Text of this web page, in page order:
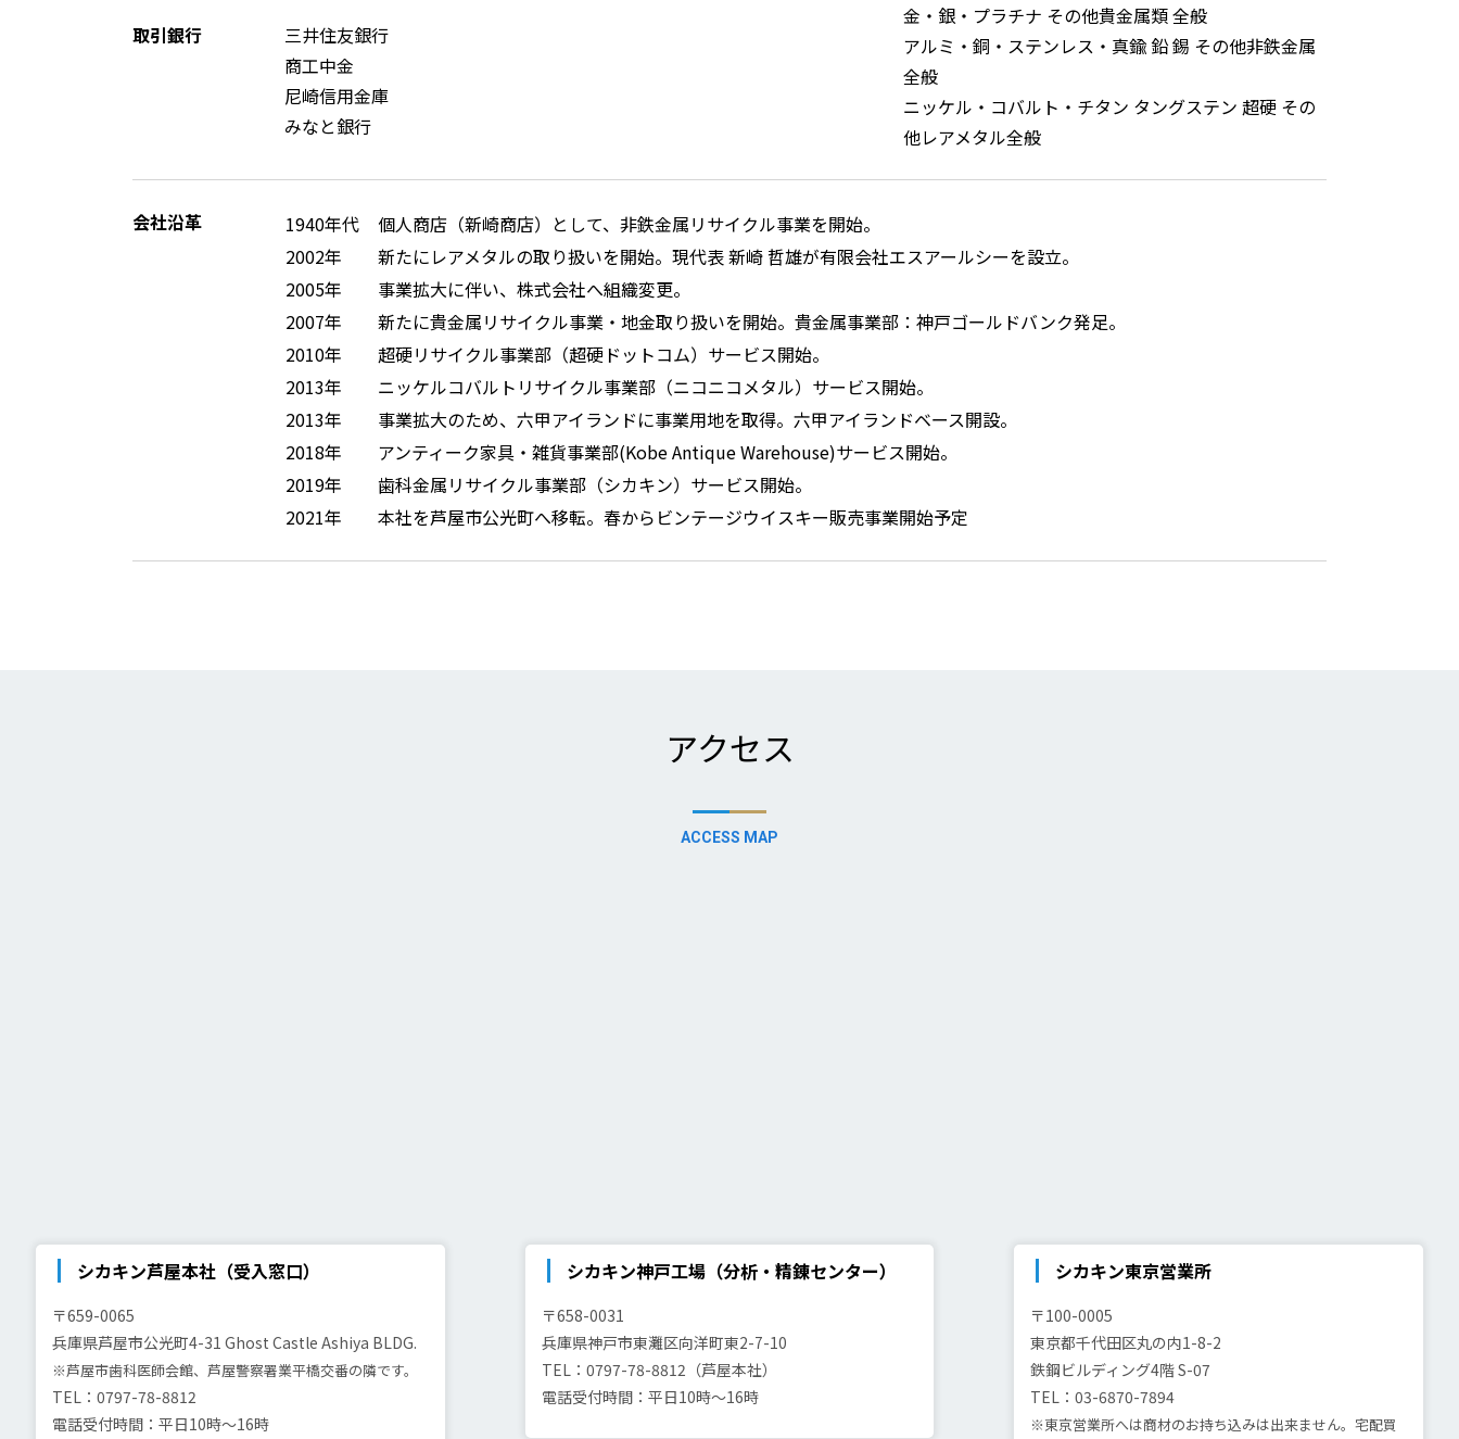
取引銀行
三井住友銀行
商工中金
尼崎信用金庫
みなと銀行
金・銀・プラチナ その他貴金属類 全般
アルミ・銅・ステンレス・真鍮 鉛 錫 その他非鉄金属
全般
ニッケル・コバルト・チタン タングステン 超硬 その
他レアメタル全般
会社沿革 1940年代
個人商店（新崎商店）として、非鉄金属リサイクル事業を開始。
2002年
新たにレアメタルの取り扱いを開始。現代表 新崎 哲雄が有限会社エスアールシーを設立。
2005年
事業拡大に伴い、株式会社へ組織変更。
2007年
新たに貴金属リサイクル事業・地金取り扱いを開始。貴金属事業部：神戸ゴールドバンク発足。
2010年
超硬リサイクル事業部（超硬ドットコム）サービス開始。
2013年
ニッケルコバルトリサイクル事業部（ニコニコメタル）サービス開始。
2013年
事業拡大のため、六甲アイランドに事業用地を取得。六甲アイランドベース開設。
2018年
アンティーク家具・雑貨事業部(Kobe Antique Warehouse)サービス開始。
2019年
歯科金属リサイクル事業部（シカキン）サービス開始。
2021年
本社を芦屋市公光町へ移転。春からビンテージウイスキー販売事業開始予定
アクセス
ACCESS MAP
シカキン芦屋本社（受入窓口）
〒659-0065
兵庫県芦屋市公光町4-31Ghost Castle Ashiya BLDG.
※芦屋市歯科医師会館、芦屋警察署業平橋交番の隣です。
TEL：0797-78-8812
電話受付時間：平日10時～16時
シカキン神戸工場（分析・精錬センター）
〒658-0031
兵庫県神戸市東灘区向洋町東2-7-10
TEL：0797-78-8812（芦屋本社）
電話受付時間：平日10時～16時
シカキン東京営業所
〒100-0005
東京都千代田区丸の内1-8-2
鉄鋼ビルディング4階 S-07
TEL：03-6870-7894
※東京営業所へは商材のお持ち込みは出来ません。宅配買